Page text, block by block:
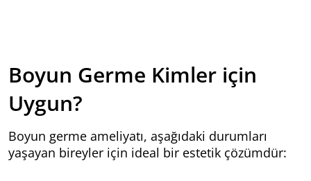
Boyun Germe Kimler için
Uygun?
Boyun germe ameliyatı, aşağıdaki durumları
yaşayan bireyler için ideal bir estetik çözümdür: